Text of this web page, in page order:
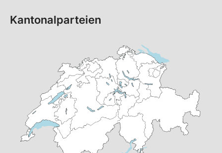
Kantonalparteien